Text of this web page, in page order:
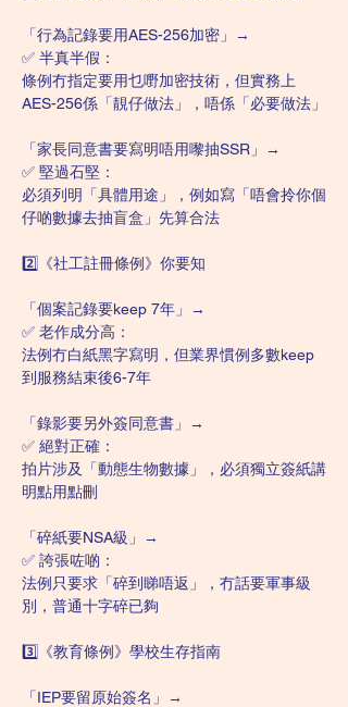
「行為記錄要用AES-256加密」→
✅ 半真半假：
條例冇指定要用乜嘢加密技術，但實務上
AES-256係「靚仔做法」，唔係「必要做法」
「家長同意書要寫明唔用嚟抽SSR」→
✅ 堅過石堅：
必須列明「具體用途」，例如寫「唔會拎你個
仔啲數據去抽盲盒」先算合法
2️⃣《社工註冊條例》你要知
「個案記錄要keep 7年」→
✅ 老作成分高：
法例冇白紙黑字寫明，但業界慣例多數keep
到服務結束後6-7年
「錄影要另外簽同意書」→
✅ 絕對正確：
拍片涉及「動態生物數據」，必須獨立簽紙講
明點用點刪
「碎紙要NSA級」→
✅ 誇張咗啲：
法例只要求「碎到睇唔返」，冇話要軍事級
別，普通十字碎已夠
3️⃣《教育條例》學校生存指南
「IEP要留原始簽名」→